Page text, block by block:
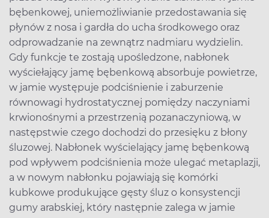
bębenkowej, uniemożliwianie przedostawania się
płynów z nosa i gardła do ucha środkowego oraz
odprowadzanie na zewnątrz nadmiaru wydzielin.
Gdy funkcje te zostają upośledzone, nabłonek
wyściełający jamę bębenkową absorbuje powietrze,
w jamie występuje podciśnienie i zaburzenie
równowagi hydrostatycznej pomiędzy naczyniami
krwionośnymi a przestrzenią pozanaczyniową, w
następstwie czego dochodzi do przesięku z błony
śluzowej. Nabłonek wyścielający jamę bębenkową
pod wpływem podciśnienia może ulegać metaplazji,
a w nowym nabłonku pojawiają się komórki
kubkowe produkujące gęsty śluz o konsystencji
gumy arabskiej, który następnie zalega w jamie